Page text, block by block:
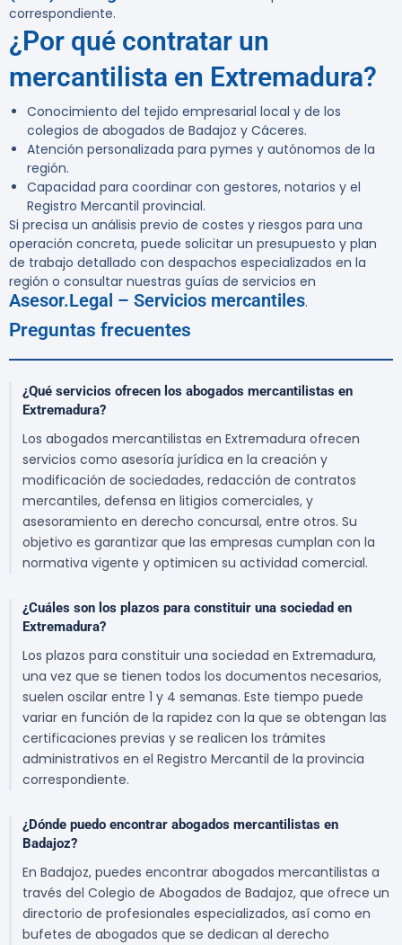
correspondiente.
¿Por qué contratar un
mercantilista en Extremadura?
Conocimiento del tejido empresarial local y de los
colegios de abogados de Badajoz y Cáceres.
Atención personalizada para pymes y autónomos de la
región.
Capacidad para coordinar con gestores, notarios y el
Registro Mercantil provincial.
Si precisa un análisis previo de costes y riesgos para una
operación concreta, puede solicitar un presupuesto y plan
de trabajo detallado con despachos especializados en la
región o consultar nuestras guías de servicios en
Asesor.Legal – Servicios mercantiles.
Preguntas frecuentes
¿Qué servicios ofrecen los abogados mercantilistas en
Extremadura?
Los abogados mercantilistas en Extremadura ofrecen
servicios como asesoría jurídica en la creación y
modificación de sociedades, redacción de contratos
mercantiles, defensa en litigios comerciales, y
asesoramiento en derecho concursal, entre otros. Su
objetivo es garantizar que las empresas cumplan con la
normativa vigente y optimicen su actividad comercial.
¿Cuáles son los plazos para constituir una sociedad en
Extremadura?
Los plazos para constituir una sociedad en Extremadura,
una vez que se tienen todos los documentos necesarios,
suelen oscilar entre 1 y 4 semanas. Este tiempo puede
variar en función de la rapidez con la que se obtengan las
certificaciones previas y se realicen los trámites
administrativos en el Registro Mercantil de la provincia
correspondiente.
¿Dónde puedo encontrar abogados mercantilistas en
Badajoz?
En Badajoz, puedes encontrar abogados mercantilistas a
través del Colegio de Abogados de Badajoz, que ofrece un
directorio de profesionales especializados, así como en
bufetes de abogados que se dedican al derecho